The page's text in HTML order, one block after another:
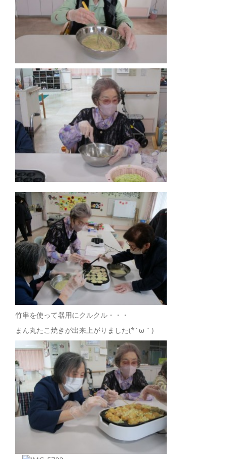
竹串を使って器用にクルクル・・・
まん丸たこ焼きが出来上がりました(*´ω｀)